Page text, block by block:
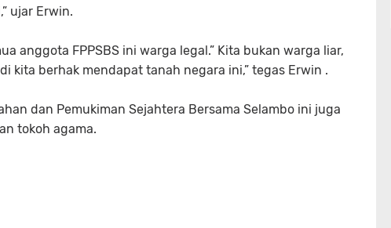
ujar Erwin.
anggota FPPSBS ini warga legal.” Kita bukan warga liar,
kita berhak mendapat tanah negara ini,” tegas Erwin .
dan Pemukiman Sejahtera Bersama Selambo ini juga
tokoh agama.